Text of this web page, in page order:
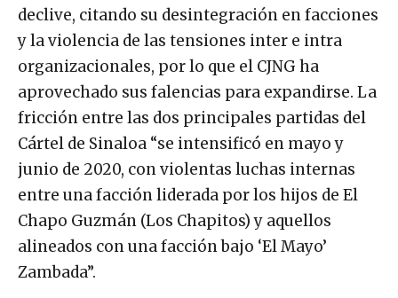
declive, citando su desintegración en facciones
y la violencia de las tensiones inter e intra
organizacionales, por lo que el CJNG ha
aprovechado sus falencias para expandirse. La
fricción entre las dos principales partidas del
Cártel de Sinaloa “se intensificó en mayo y
junio de 2020, con violentas luchas internas
entre una facción liderada por los hijos de El
Chapo Guzmán (Los Chapitos) y aquellos
alineados con una facción bajo ‘El Mayo’
Zambada”.